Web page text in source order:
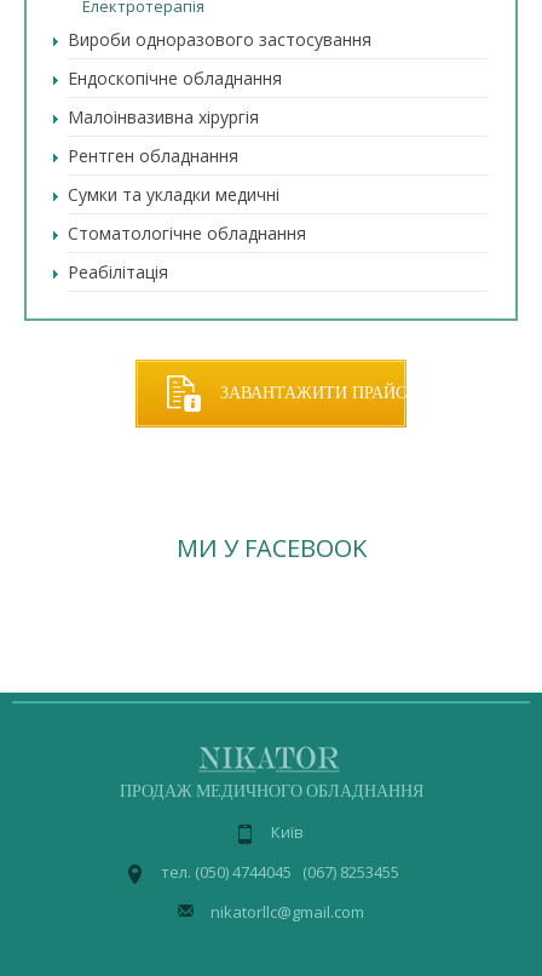
Електротерапія
Вироби одноразового застосування
Ендоскопічне обладнання
Малоінвазивна хірургія
Рентген обладнання
Сумки та укладки медичні
Стоматологічне обладнання
Реабілітація
ЗАВАНТАЖИТИ ПРАЙС
МИ У FACEBOOK
ПРОДАЖ МЕДИЧНОГО ОБЛАДНАННЯ
Київ
тел. (050) 4744045 (067) 8253455
nikatorllc@gmail.com